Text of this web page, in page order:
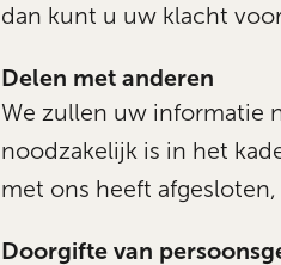
dan kunt u uw klacht
Delen met anderen
We zullen uw informatie
noodzakelijk is in het
met ons heeft
Doorgifte van